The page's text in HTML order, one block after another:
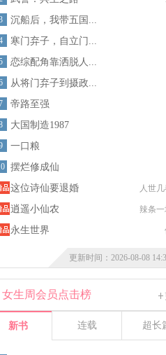
沉船后，我带五国...
寒门弃子，自立门...
恋综配角靠洒脱人...
从将门弃子到摄政...
帝路至强
大国制造1987
一口粮
摆烂修成仙
人世
这位诗仙要退婚
辣条
逍遥小仙农
永生世界
更新时间：2026-08-08
女生周会员点击榜
新书 连载 超长